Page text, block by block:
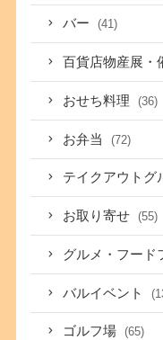
バー (41)
百貨店物産展・
おせち料理 (36)
お弁当 (72)
テイクアウトグ
お取り寄せ (55)
グルメ・フード
バルイベント
ゴルフ場 (65)